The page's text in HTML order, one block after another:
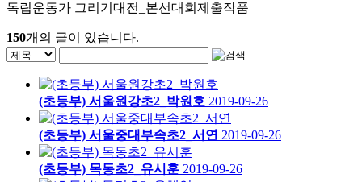
독립운동가 그리기대전_본선대회제출작품
150개의 글이 있습니다.
(초등부) 서울원강초2_박원호 2019-09-26
(초등부) 서울중대부속초2_서연 2019-09-26
(초등부) 목동초2_유시훈 2019-09-26